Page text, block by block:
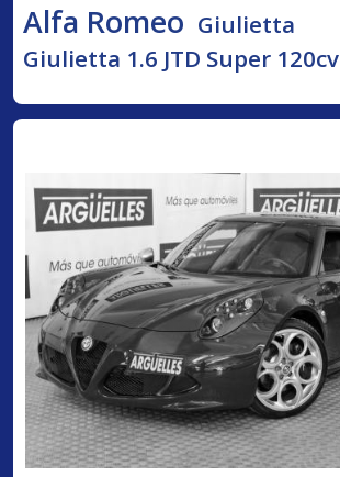
Alfa Romeo Giulietta
Giulietta 1.6 JTD Super 120cv